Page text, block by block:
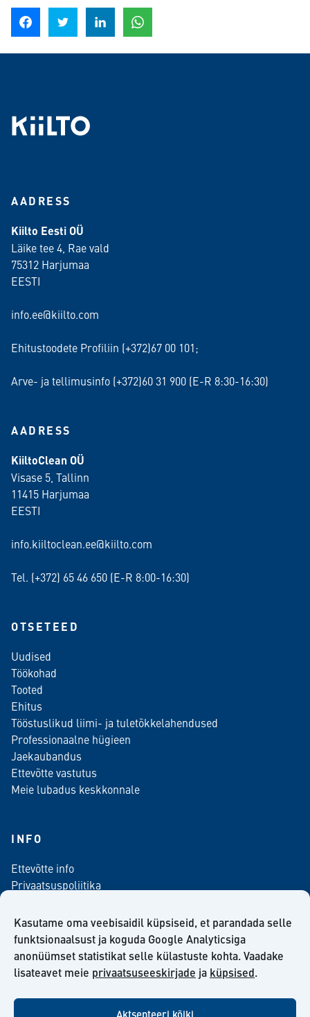
Kasutame oma veebisaidil küpsiseid, et parandada selle
funktsionaalsust ja koguda Google Analyticsiga
anonüümset statistikat selle külastuste kohta. Vaadake
lisateavet meie privaatsuseeskirjade ja küpsised.
Aktsepteeri kõiki
Jaga FacebookisJagage Twitteris Jaga LinkedInis
AADRESS
Kiilto Eesti OÜ
Läike tee 4, Rae vald
75312 Harjumaa
EESTI
info.ee@kiilto.com
Ehitustoodete Profiliin (+372)67 00 101;
Arve- ja tellimusinfo (+372)60 31 900 (E-R 8:30-16:30)
AADRESS
KiiltoClean OÜ
Visase 5, Tallinn
11415 Harjumaa
EESTI
info.kiiltoclean.ee@kiilto.com
Tel. (+372) 65 46 650 (E-R 8:00-16:30)
OTSETEED
Uudised
Töökohad
Tooted
Ehitus
Tööstuslikud liimi- ja tuletõkkelahendused
Professionaalne hügieen
Jaekaubandus
Ettevõtte vastutus
Meie lubadus keskkonnale
INFO
Ettevõtte info
Privaatsuspoliitika
Meediale
Telli meie uudiskiri
Kiilto Eesti OÜ müügilepingu tingimused